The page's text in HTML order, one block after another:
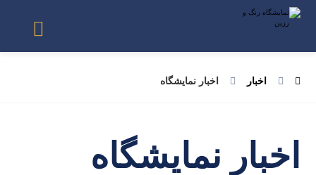
اخبار اخبار نمایشگاه
اخبار نمایشگاه